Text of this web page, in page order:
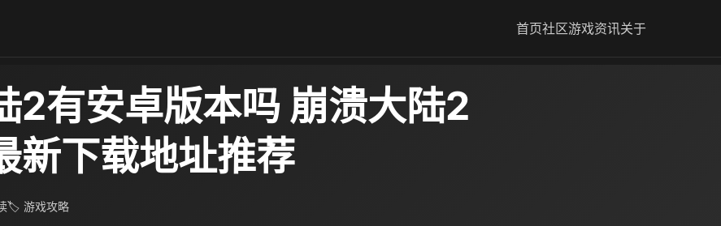
首页社区游戏资讯关于
2有安卓版本吗 崩溃大陆2
新下载地址推荐
🏷 游戏攻略